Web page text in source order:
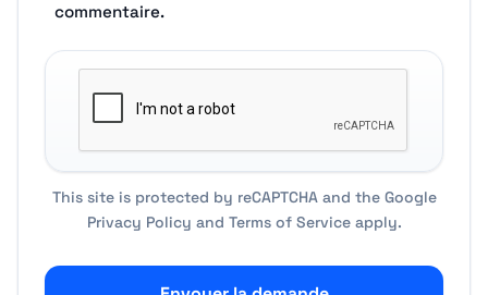
commentaire.
This site is protected by reCAPTCHA and the Google
Privacy Policy and Terms of Serviceapply.